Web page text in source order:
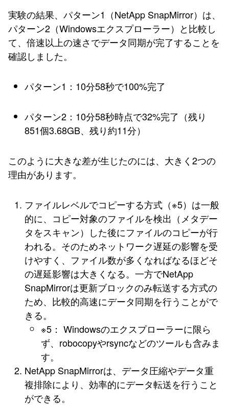
実験の結果、パターン1（NetApp SnapMirror）は、
パターン2（Windowsエクスプローラー）と比較し
て、倍速以上の速さでデータ同期が完了することを
確認しました。
パターン1：10分58秒で100%完了
パターン2：10分58秒時点で32%完了（残り
851個3.68GB、残り約11分）
このように大きな差が生じたのには、大きく2つの
理由があります。
ファイルレベルでコピーする方式（※5）は一般
的に、コピー対象のファイルを検出（メタデー
タをスキャン）した後にファイルのコピーが行
われる。そのためネットワーク遅延の影響を受
けやすく、ファイル数が多くなればなるほどそ
の遅延影響は大きくなる。一方でNetApp
SnapMirrorは更新ブロックのみ転送する方式の
ため、比較的高速にデータ同期を行うことがで
きる。
※5： Windowsのエクスプローラーに限ら
ず、robocopyやrsyncなどのツールも含みま
す。
NetApp SnapMirrorは、データ圧縮やデータ重
複排除により、効率的にデータ転送を行うこと
ができる。